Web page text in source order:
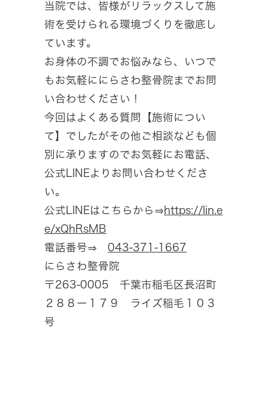
当院では、皆様がリラックスして施
術を受けられる環境づくりを徹底し
ています。
お身体の不調でお悩みなら、いつで
もお気軽ににらさわ整骨院までお問
い合わせください！
今回はよくある質問【施術につい
て】でしたがその他ご相談なども個
別に承りますのでお気軽にお電話、
公式LINEよりお問い合わせくださ
い。
公式LINEはこちらから⇒https://lin.e
e/xQhRsMB
電話番号⇒ 043-371-1667
にらさわ整骨院
〒263-0005 千葉市稲毛区長沼町
２８８ー１７９ ライズ稲毛１０３
号